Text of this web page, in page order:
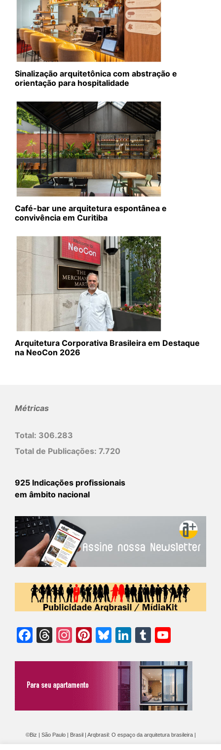
Sinalização arquitetônica com abstração e
orientação para hospitalidade
Café-bar une arquitetura espontânea e
convivência em Curitiba
Arquitetura Corporativa Brasileira em Destaque
na NeoCon 2026
Métricas
Total: 306.283
Total de Publicações: 7.720
925 Indicações profissionais
em âmbito nacional
Facebook
Threads
Instagram
Pinterest
Bluesky
LinkedIn
Tumblr
©Biz | São Paulo | Brasil | Arqbrasil: O espaço da arquitetura brasileira |